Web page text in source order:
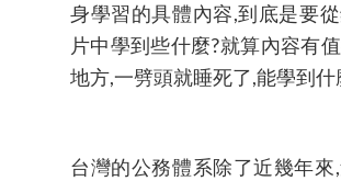
身學習的具體內容,到底是要
片中學到些什麼?就算內容有
地方,一劈頭就睡死了,能學到什
台灣的公務體系除了近幾年來